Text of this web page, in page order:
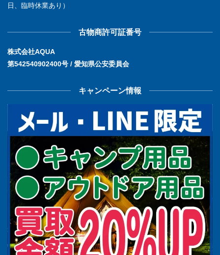
日、臨時休業あり）
古物商許可証番号
株式会社AQUA
第542540902400号 / 愛知県公安委員会
キャンペーン情報